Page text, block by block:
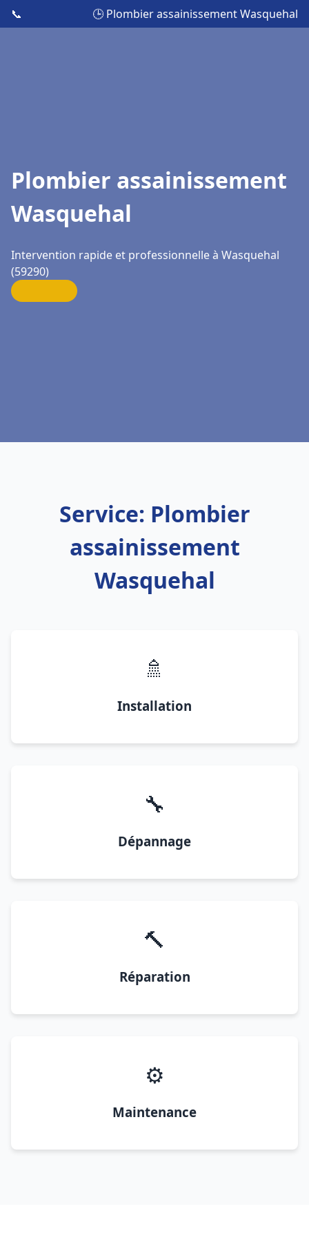
📞 🕒 Plombier assainissement Wasquehal
Plombier assainissement
Wasquehal
Intervention rapide et professionnelle à Wasquehal
(59290)
Service: Plombier
assainissement
Wasquehal
🚿
Installation
🔧
Dépannage
🔨
Réparation
⚙️
Maintenance